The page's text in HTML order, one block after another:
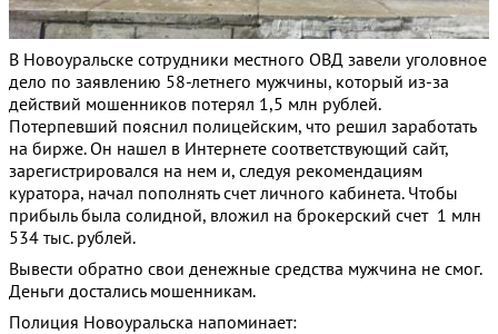
В Новоуральске сотрудники местного ОВД завели уголовное
дело по заявлению 58-летнего мужчины, который из-за
действий мошенников потерял 1,5 млн рублей.
Потерпевший пояснил полицейским, что решил заработать
на бирже. Он нашел в Интернете соответствующий сайт,
зарегистрировался на нем и, следуя рекомендациям
куратора, начал пополнять счет личного кабинета. Чтобы
прибыль была солидной, вложил на брокерский счет 1 млн
534 тыс. рублей.
Вывести обратно свои денежные средства мужчина не смог.
Деньги достались мошенникам.
Полиция Новоуральска напоминает: